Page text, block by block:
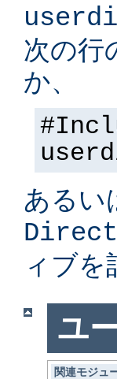
次の行
か、
あるい
ィブを
ユ
関連モジュ